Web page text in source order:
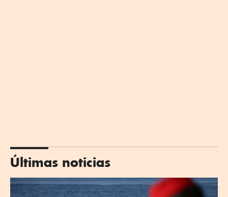
Últimas noticias